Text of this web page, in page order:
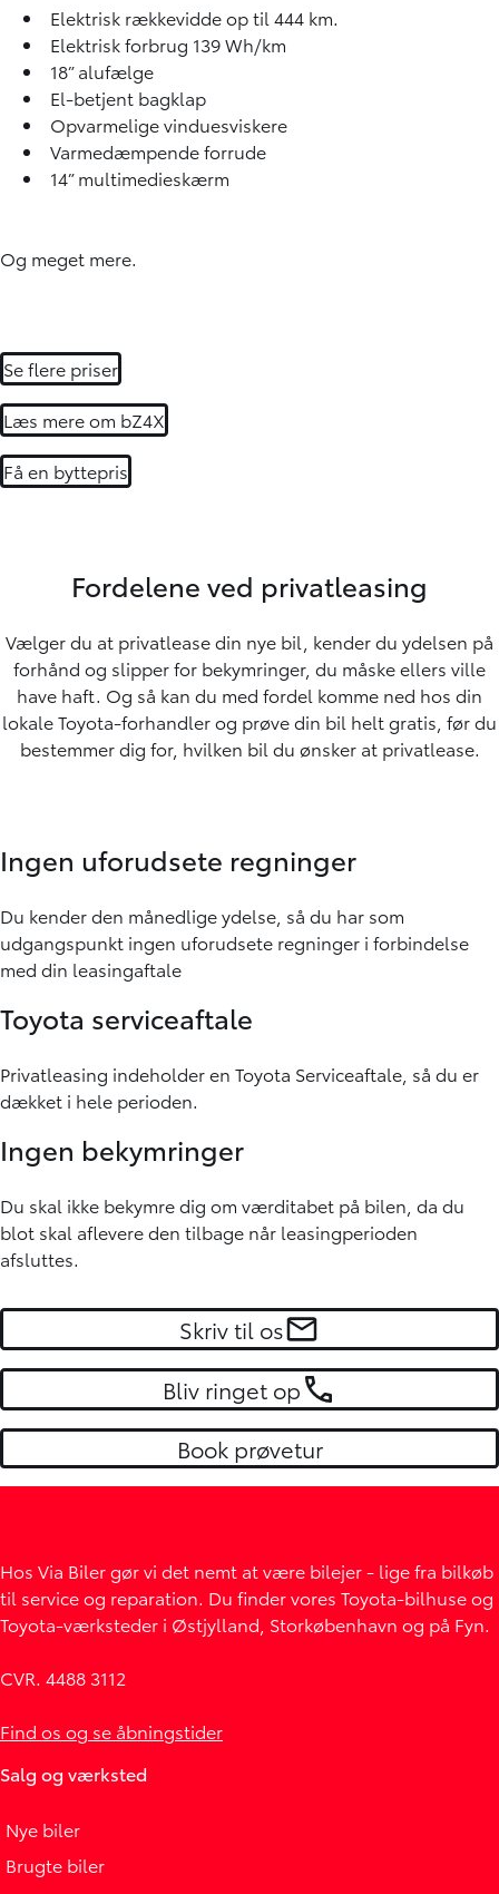
Elektrisk rækkevidde op til 444 km.
Elektrisk forbrug 139 Wh/km
18” alufælge
El-betjent bagklap
Opvarmelige vinduesviskere
Varmedæmpende forrude
14” multimedieskærm
Og meget mere.
Se flere priser
Læs mere om bZ4X
Få en byttepris
Fordelene ved privatleasing
Vælger du at privatlease din nye bil, kender du ydelsen på
forhånd og slipper for bekymringer, du måske ellers ville
have haft. Og så kan du med fordel komme ned hos din
lokale Toyota-forhandler og prøve din bil helt gratis, før du
bestemmer dig for, hvilken bil du ønsker at privatlease.
Ingen uforudsete regninger
Du kender den månedlige ydelse, så du har som
udgangspunkt ingen uforudsete regninger i forbindelse
med din leasingaftale
Toyota serviceaftale
Privatleasing indeholder en Toyota Serviceaftale, så du er
dækket i hele perioden.
Ingen bekymringer
Du skal ikke bekymre dig om værditabet på bilen, da du
blot skal aflevere den tilbage når leasingperioden
afsluttes.
Skriv til os
Bliv ringet op
Book prøvetur
Hos Via Biler gør vi det nemt at være bilejer - lige fra bilkøb
til service og reparation. Du finder vores Toyota-bilhuse og
Toyota-værksteder i Østjylland, Storkøbenhavn og på Fyn.
CVR. 4488 3112
Find os og se åbningstider
Salg og værksted
Nye biler
Brugte biler